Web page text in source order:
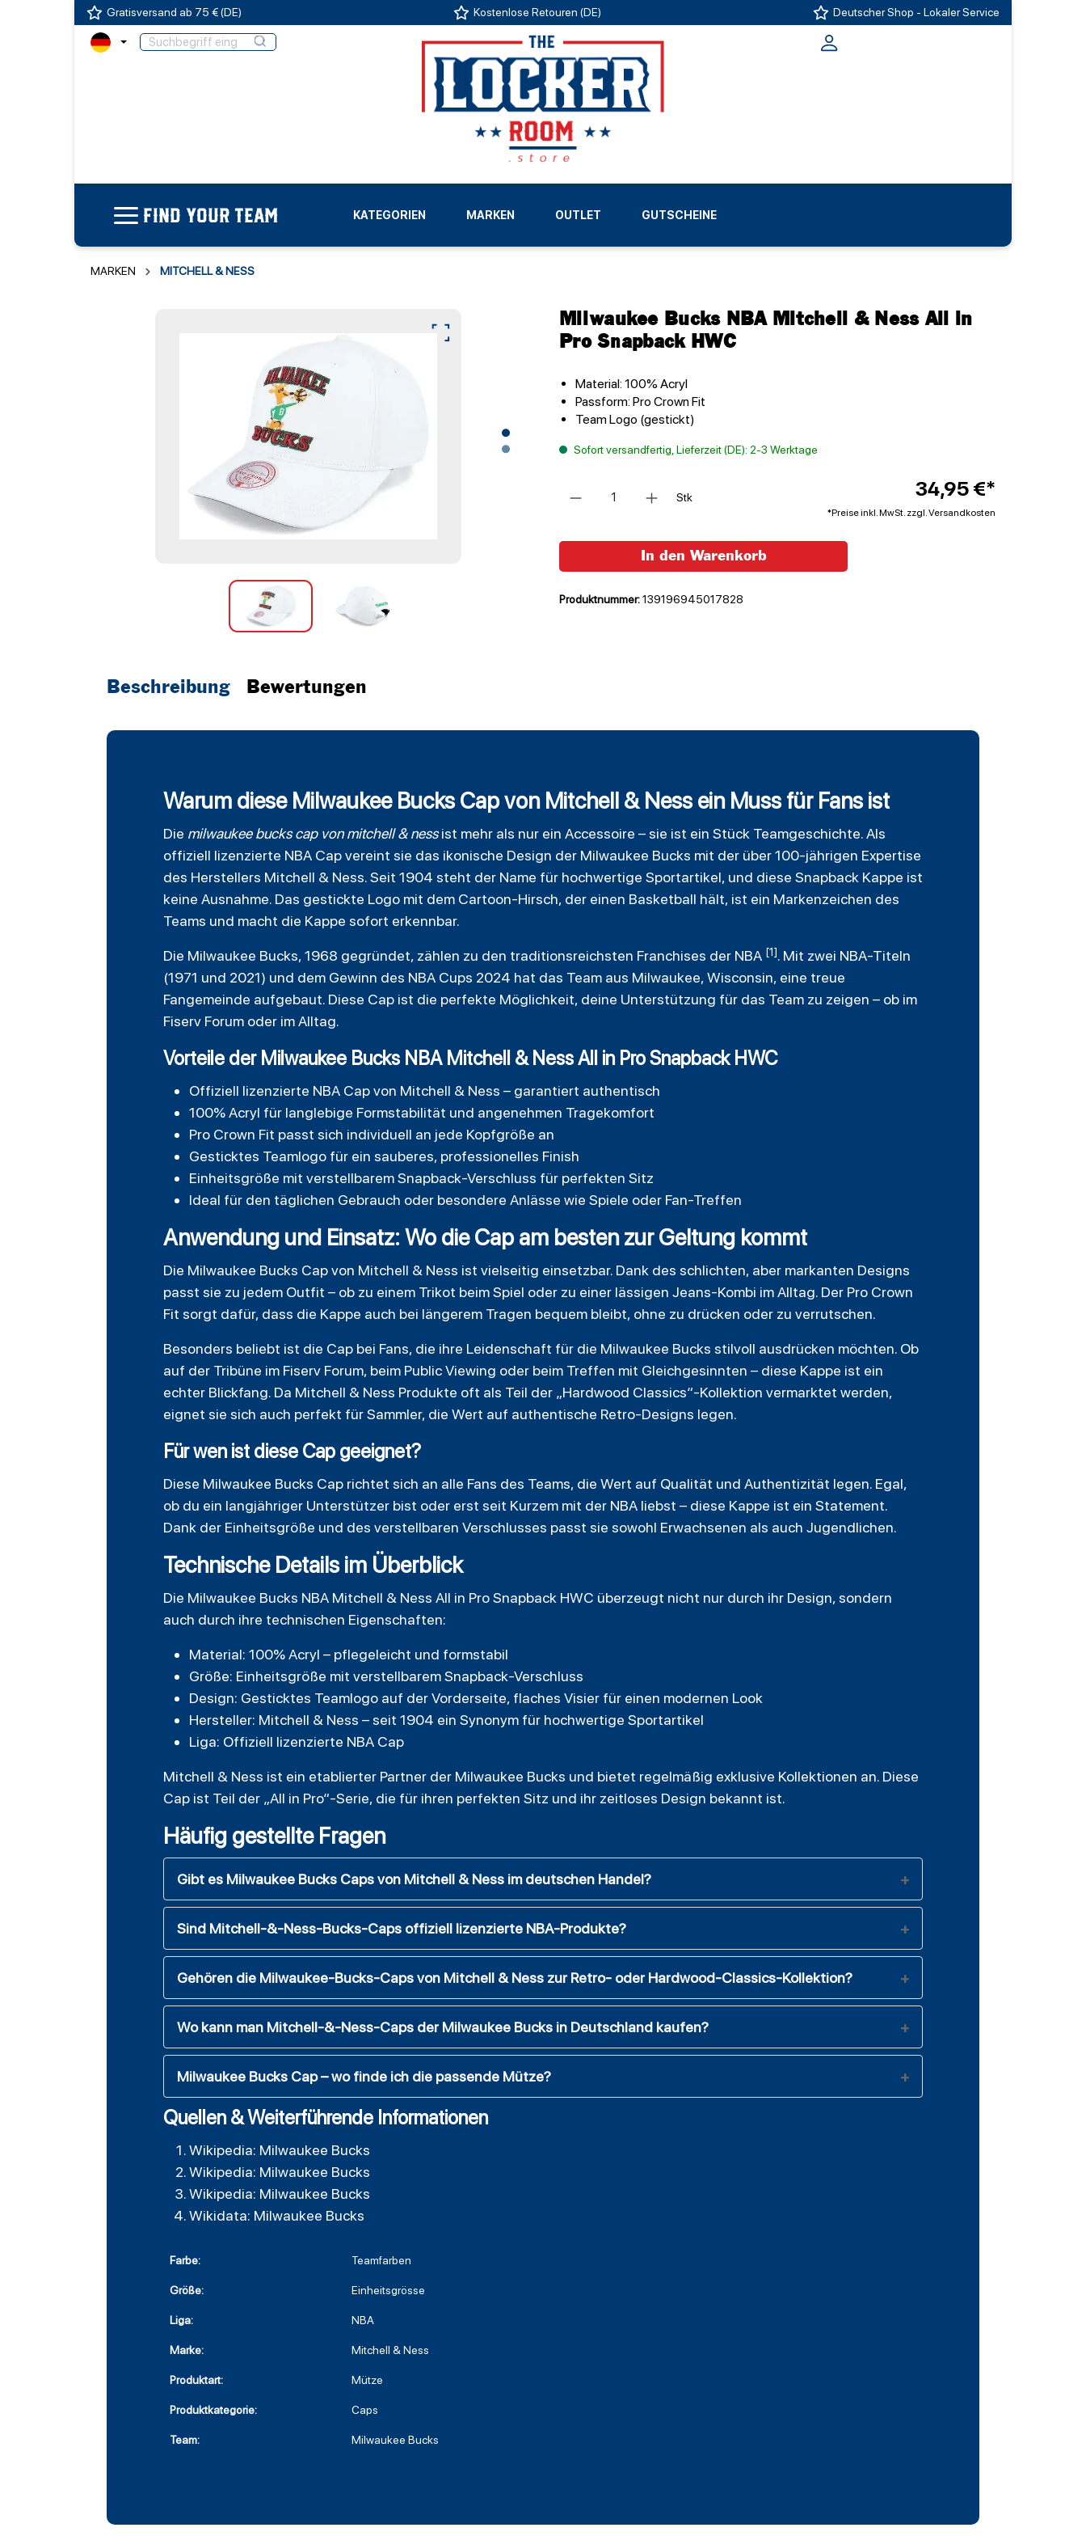
Gratisversand ab 75 € (DE) Kostenlose Retouren (DE) Deutscher Shop - Lokaler Service
FIND YOUR TEAM KATEGORIEN MARKEN
LIGEN
OUTLET GUTSCHEINE
MARKEN MITCHELL & NESS
Milwaukee Bucks NBA Mitchell & Ness All in
Pro Snapback HWC
Material: 100% Acryl
Passform: Pro Crown Fit
Team Logo (gestickt)
Sofort versandfertig, Lieferzeit (DE): 2-3 Werktage
Stk
34,95 €*
*Preise inkl. MwSt. zzgl. Versandkosten
In den Warenkorb
Produktnummer:139196945017828
Beschreibung Bewertungen
Warum diese Milwaukee Bucks Cap von Mitchell & Ness ein Muss für Fans ist
Die milwaukee buckscap vonmitchell& nessist mehr als nur ein Accessoire – sie ist ein Stück Teamgeschichte. Als
offiziell lizenzierte NBA Cap vereint sie das ikonische Design der Milwaukee Bucks mit der über 100-jährigen Expertise
des Herstellers Mitchell & Ness. Seit 1904 steht der Name für hochwertige Sportartikel, und diese Snapback Kappe ist
keine Ausnahme. Das gestickte Logo mit dem Cartoon-Hirsch, der einen Basketball hält, ist ein Markenzeichen des
Teams und macht die Kappe sofort erkennbar.
Die Milwaukee Bucks, 1968 gegründet, zählen zu den traditionsreichsten Franchises der NBA [1]. Mit zwei NBA-Titeln
(1971 und 2021) und dem Gewinn des NBA Cups 2024 hat das Team aus Milwaukee, Wisconsin, eine treue
Fangemeinde aufgebaut. Diese Cap ist die perfekte Möglichkeit, deine Unterstützung für das Team zu zeigen – ob im
Fiserv Forum oder im Alltag.
Vorteile der Milwaukee Bucks NBA Mitchell & Ness All in Pro Snapback HWC
Offiziell lizenzierte NBA Cap von Mitchell & Ness – garantiert authentisch
100% Acryl für langlebige Formstabilität und angenehmen Tragekomfort
Pro Crown Fit passt sich individuell an jede Kopfgröße an
Gesticktes Teamlogo für ein sauberes, professionelles Finish
Einheitsgröße mit verstellbarem Snapback-Verschluss für perfekten Sitz
Ideal für den täglichen Gebrauch oder besondere Anlässe wie Spiele oder Fan-Treffen
Anwendung und Einsatz: Wo die Cap am besten zur Geltung kommt
Die Milwaukee Bucks Cap von Mitchell & Ness ist vielseitig einsetzbar. Dank des schlichten, aber markanten Designs
passt sie zu jedem Outfit – ob zu einem Trikot beim Spiel oder zu einer lässigen Jeans-Kombi im Alltag. Der Pro Crown
Fit sorgt dafür, dass die Kappe auch bei längerem Tragen bequem bleibt, ohne zu drücken oder zu verrutschen.
Besonders beliebt ist die Cap bei Fans, die ihre Leidenschaft für die Milwaukee Bucks stilvoll ausdrücken möchten. Ob
auf der Tribüne im Fiserv Forum, beim Public Viewing oder beim Treffen mit Gleichgesinnten – diese Kappe ist ein
echter Blickfang. Da Mitchell & Ness Produkte oft als Teil der „Hardwood Classics“-Kollektion vermarktet werden,
eignet sie sich auch perfekt für Sammler, die Wert auf authentische Retro-Designs legen.
Für wen ist diese Cap geeignet?
Diese Milwaukee Bucks Cap richtet sich an alle Fans des Teams, die Wert auf Qualität und Authentizität legen. Egal,
ob du ein langjähriger Unterstützer bist oder erst seit Kurzem mit der NBA liebst – diese Kappe ist ein Statement.
Dank der Einheitsgröße und des verstellbaren Verschlusses passt sie sowohl Erwachsenen als auch Jugendlichen.
Technische Details im Überblick
Die Milwaukee Bucks NBA Mitchell & Ness All in Pro Snapback HWC überzeugt nicht nur durch ihr Design, sondern
auch durch ihre technischen Eigenschaften:
Material: 100% Acryl – pflegeleicht und formstabil
Größe: Einheitsgröße mit verstellbarem Snapback-Verschluss
Design: Gesticktes Teamlogo auf der Vorderseite, flaches Visier für einen modernen Look
Hersteller: Mitchell & Ness – seit 1904 ein Synonym für hochwertige Sportartikel
Liga: Offiziell lizenzierte NBA Cap
Mitchell & Ness ist ein etablierter Partner der Milwaukee Bucks und bietet regelmäßig exklusive Kollektionen an. Diese
Cap ist Teil der „All in Pro“-Serie, die für ihren perfekten Sitz und ihr zeitloses Design bekannt ist.
Häufig gestellte Fragen
Gibt es Milwaukee Bucks Caps von Mitchell & Ness im deutschen Handel?
Sind Mitchell-&-Ness-Bucks-Caps offiziell lizenzierte NBA-Produkte?
Gehören die Milwaukee-Bucks-Caps von Mitchell & Ness zur Retro- oder Hardwood-Classics-Kollektion?
Wo kann man Mitchell-&-Ness-Caps der Milwaukee Bucks in Deutschland kaufen?
Milwaukee Bucks Cap – wo finde ich die passende Mütze?
Quellen & Weiterführende Informationen
Wikipedia: Milwaukee Bucks
Wikipedia: Milwaukee Bucks
Wikipedia: Milwaukee Bucks
Wikidata: Milwaukee Bucks
Farbe: Teamfarben
Größe: Einheitsgrösse
Liga: NBA
Marke: Mitchell & Ness
Produktart: Mütze
Produktkategorie: Caps
Team: Milwaukee Bucks